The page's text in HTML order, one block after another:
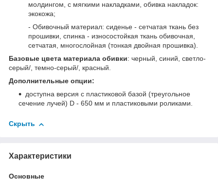
молдингом, с мягкими накладками, обивка накладок:
экокожа;
- Обивочный материал: сиденье - сетчатая ткань без
прошивки, спинка - износостойкая ткань обивочная,
сетчатая, многослойная (тонкая двойная прошивка).
Базовые цвета материала обивки: черный, синий, светло-
серый/, темно-серый/, красный.
Дополнительные опции:
доступна версия с пластиковой базой (треугольное
сечение лучей) D - 650 мм и пластиковыми роликами.
Скрыть
Характеристики
Основные